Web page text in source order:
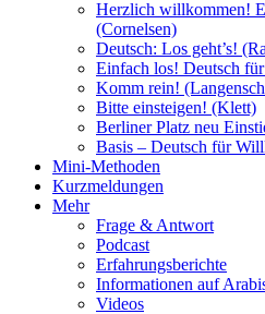
Herzlich willkommen!
(Cornelsen)
Deutsch: Los geht’s!
Einfach los! Deutsch
Komm rein!
Bitte einsteigen! (Klett)
Berliner Platz neu
Basis – Deutsch für
Mini-Methoden
Kurzmeldungen
Mehr
Frage & Antwort
Podcast
Erfahrungsberichte
Informationen auf
Videos